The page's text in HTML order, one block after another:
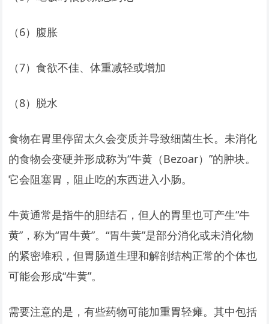
（6）腹胀
（7）食欲不佳、体重减轻或增加
（8）脱水
食物在胃里停留太久会变质并导致细菌生长。未消化
的食物会变硬并形成称为“牛黄（Bezoar）”的肿块。
它会阻塞胃，阻止吃的东西进入小肠。
牛黄通常是指牛的胆结石，但人的胃里也可产生“牛
黄”，称为“胃牛黄”。“胃牛黄”是部分消化或未消化物
的紧密堆积，但胃肠道生理和解剖结构正常的个体也
可能会形成“牛黄”。
需要注意的是，有些药物可能加重胃轻瘫。其中包括